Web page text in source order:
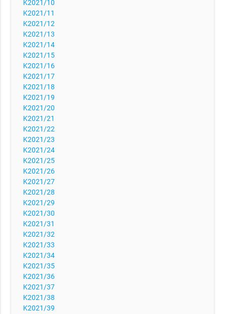
K2021/10
K2021/11
K2021/12
K2021/13
K2021/14
K2021/15
K2021/16
K2021/17
K2021/18
K2021/19
K2021/20
K2021/21
K2021/22
K2021/23
K2021/24
K2021/25
K2021/26
K2021/27
K2021/28
K2021/29
K2021/30
K2021/31
K2021/32
K2021/33
K2021/34
K2021/35
K2021/36
K2021/37
K2021/38
K2021/39